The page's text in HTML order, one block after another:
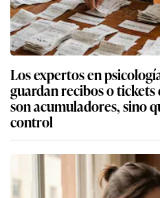
Los expertos en
guardan recibos o tickets
son acumuladores, sino
control